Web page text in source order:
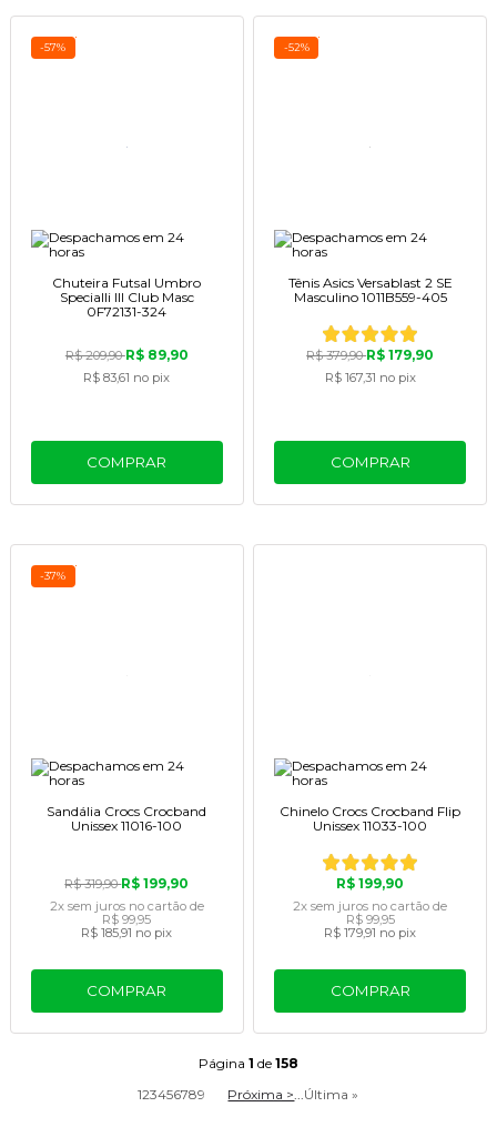
-57%
Chuteira Futsal Umbro
Specialli III Club Masc
0F72131-324
R$ 209,90R$ 89,90
R$ 83,61 no pix
COMPRAR
-52%
Tênis Asics Versablast 2 SE
Masculino 1011B559-405
R$ 379,90R$ 179,90
R$ 167,31 no pix
COMPRAR
-37%
Sandália Crocs Crocband
Unissex 11016-100
R$ 319,90R$ 199,90
2x sem juros no cartãode
R$ 99,95
R$ 185,91 no pix
COMPRAR
Chinelo Crocs Crocband Flip
Unissex 11033-100
R$ 199,90
2x sem juros no cartão de
R$ 99,95
R$ 179,91 no pix
COMPRAR
Página 1 de 158
123456789 Próxima > Última »